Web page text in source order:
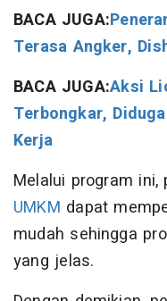
BACA JUGA:
Terasa Angker,
BACA JUGA:Aksi
Terbongkar,
Kerja
Melalui program ini,
UMKM dapat
mudah sehingga
yang jelas.